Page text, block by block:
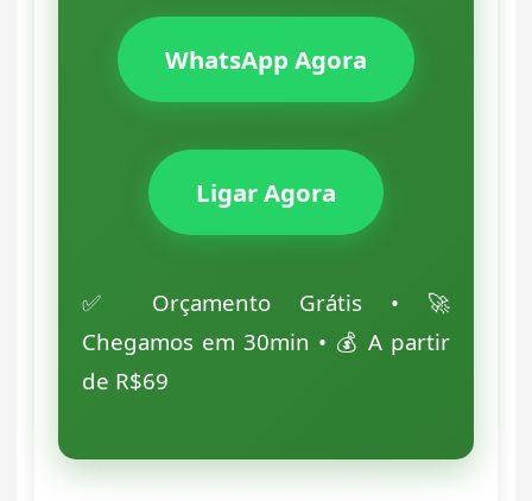
WhatsApp Agora
Ligar Agora
✅ Orçamento Grátis • 🚀
Chegamos em 30min • 💰 A partir
de R$69